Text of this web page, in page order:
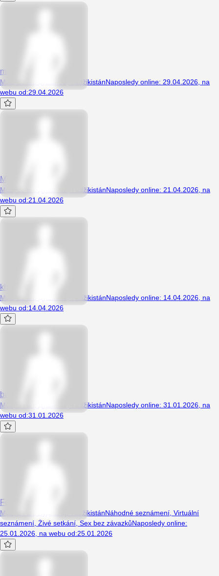
magajan
Muž, 20 let, душанбе, TádžikistánNaposledy online: 29.04.2026, na
webu od:29.04.2026
Mark3322
Muž, 18 let, Душанбе, TádžikistánNaposledy online: 21.04.2026 na
webu od:21.04.2026
khay77
Muž, 22 let, Душанбе, TádžikistánNaposledy online: 14.04.2026 na
webu od:14.04.2026
bakhrom696
Muž, 54 let, Душанбе, TádžikistánNaposledy online: 31.01.2026, na
webu od:31.01.2026
Fedy
Muž, 24 let, Худжанд, TádžikistánNáhodné seznámení Virtuální
seznámení Živé setkání Sex bez závazkůNaposledy online:
25.01.2026 na webu od:25.01.2026